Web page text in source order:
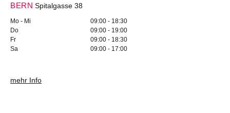
BERN Spitalgasse 38
Mo - Mi
09:00 - 18:30
Do
09:00 - 19:00
Fr
09:00 - 18:30
Sa
09:00 - 17:00
mehr Info